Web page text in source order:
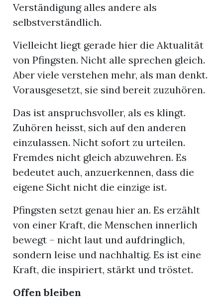
Verständigung alles andere als
selbstverständlich.
Vielleicht liegt gerade hier die Aktualität
von Pfingsten. Nicht alle sprechen gleich.
Aber viele verstehen mehr, als man denkt.
Vorausgesetzt, sie sind bereit zuzuhören.
Das ist anspruchsvoller, als es klingt.
Zuhören heisst, sich auf den anderen
einzulassen. Nicht sofort zu urteilen.
Fremdes nicht gleich abzuwehren. Es
bedeutet auch, anzuerkennen, dass die
eigene Sicht nicht die einzige ist.
Pfingsten setzt genau hier an. Es erzählt
von einer Kraft, die Menschen innerlich
bewegt – nicht laut und aufdringlich,
sondern leise und nachhaltig. Es ist eine
Kraft, die inspiriert, stärkt und tröstet.
Offen bleiben